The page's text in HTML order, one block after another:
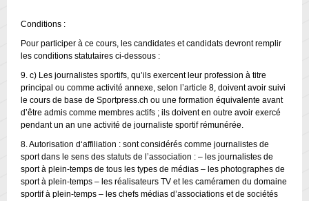
Conditions :
Pour participer à ce cours, les candidates et candidats devront remplir
les conditions statutaires ci-dessous :
9. c) Les journalistes sportifs, qu’ils exercent leur profession à titre
principal ou comme activité annexe, selon l’article 8, doivent avoir suivi
le cours de base de Sportpress.ch ou une formation équivalente avant
d’être admis comme membres actifs ; ils doivent en outre avoir exercé
pendant un an une activité de journaliste sportif rémunérée.
8. Autorisation d‘affiliation : sont considérés comme journalistes de
sport dans le sens des statuts de l’association : – les journalistes de
sport à plein-temps de tous les types de médias – les photographes de
sport à plein-temps – les réalisateurs TV et les caméramen du domaine
sportif à plein-temps – les chefs médias d’associations et de sociétés